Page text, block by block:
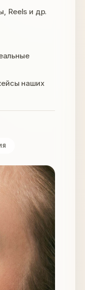
Reels и др.
наших